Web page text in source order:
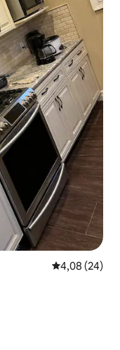
4,08 av 5 i
4,08 (24)